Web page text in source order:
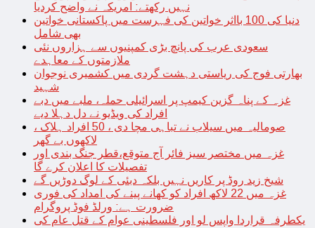
نہیں رکھتے: امریکہ نے واضح کردیا
دنیا کی 100 بااثر خواتین کی فہرست میں پاکستانی خواتین
بھی شامل
سعودی عرب کی پانچ بڑی کمپنیوں سے ہزاروں نئی
ملازمتوں کے معاہدے
بھارتی فوج کی ریاستی دہشت گردی میں کشمیری نوجوان
شہید
غزہ کے پناہ گزین کیمپ پر اسرائیلی حملہ، ملبے میں دبے
افراد کی ویڈیو نے دل دہلا دیے
صومالیہ میں سیلاب نے تباہی مچا دی ، 50 افراد ہلاک ،
لاکھوں بے گھر
غزہ میں مختصر سیز فائر آج متوقع،قطر جنگ بندی اور
تفصیلات کا اعلان کرے گا
شیخ زید روڈ پر کاریں نہیں بلکہ دبئی کے لوگ دوڑیں گے
غزہ میں 22 لاکھ افراد کو کھانے پینے کی امداد کی فوری
ضرورت ہے: ورلڈ فوڈ پروگرام
یکطرفہ قراردا واپس لو اور فلسطینی عوام کے قتل عام کی